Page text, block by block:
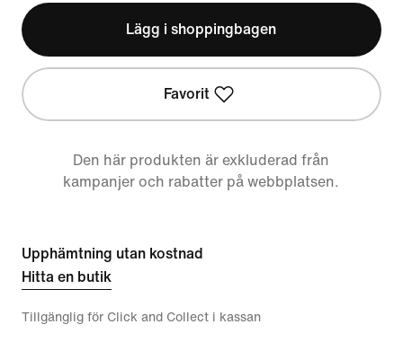
Lägg i shoppingbagen
Favorit
Den här produkten är exkluderad från
kampanjer och rabatter på webbplatsen.
Upphämtning utan kostnad
Hitta en butik
Tillgänglig för Click and Collect i kassan